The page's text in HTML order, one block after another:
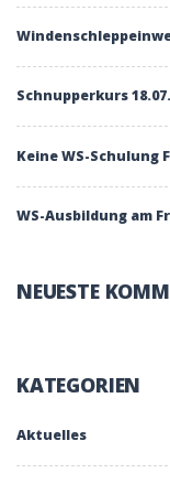
Schnupperkurs
Keine WS-Schulung
WS-Ausbildung am
NEUESTE
KATEGORIEN
Aktuelles